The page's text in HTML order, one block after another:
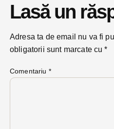
Lasă un
Adresa ta de email nu va fi
obligatorii sunt marcate cu*
Comentariu *